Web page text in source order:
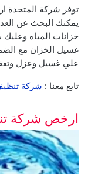
توفر شركة المتحدة
يمكنك البحث عن
خزانات المياه
غسيل الخزان مع
علي غسيل وعزل
تابع معنا : شركة
ارخص شركة